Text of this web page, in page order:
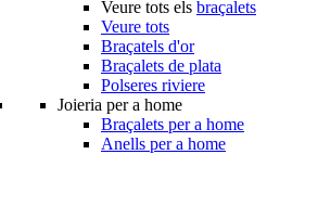
Veure tots els braçalets
Veure tots
Braçatels d'or
Braçalets de plata
Polseres riviere
Joieria per a home
Braçalets per a home
Anells per a home